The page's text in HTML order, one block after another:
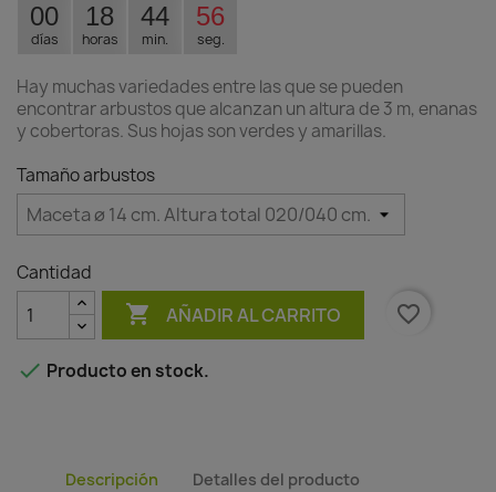
00
días
18
horas
44
min.
55
seg.
Hay muchas variedades entre las que se pueden
encontrar arbustos que alcanzan un altura de 3 m, enanas
y cobertoras. Sus hojas son verdes y amarillas.
Tamaño arbustos
Cantidad
 AÑADIR AL CARRITO favorite_border
 Producto en stock.
Descripción Detalles del producto